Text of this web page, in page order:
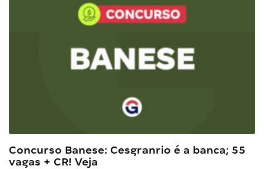
Concurso Banese: Cesgranrio é a banca; 55
vagas + CR! Veja